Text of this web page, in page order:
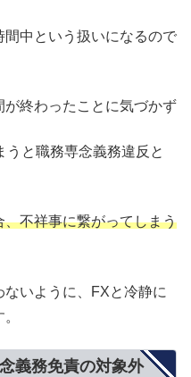
中という扱いになるので
終わったことに気づかず
と職務専念義務違反と
不祥事に繋がってしまう
いように、FXと冷静に
義務免責の対象外